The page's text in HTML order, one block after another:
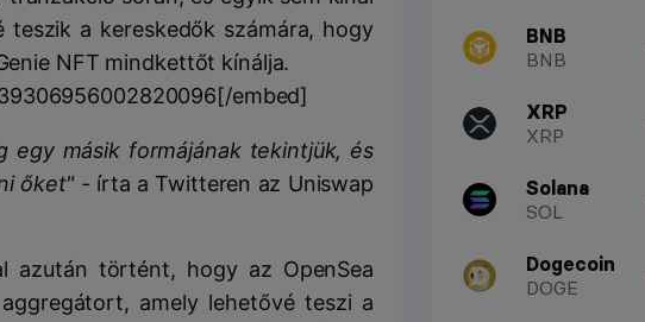
teszik a kereskedők számára, hogy
NFT mindkettőt kínálja.
embed]
egy másik formájának tekintjük, és
őket" - írta a Twitteren az Uniswap
azután történt, hogy az OpenSea
amely lehetővé teszi a
BNB
BNB
XRP
XRP
Solana
SOL
Dogecoin
DOGE